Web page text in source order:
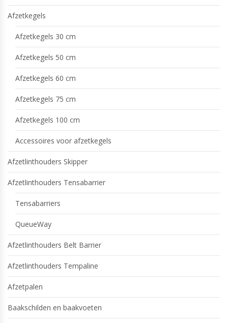
Afzetkegels
Afzetkegels 30 cm
Afzetkegels 50 cm
Afzetkegels 60 cm
Afzetkegels 75 cm
Afzetkegels 100 cm
Accessoires voor afzetkegels
Afzetlinthouders Skipper
Afzetlinthouders Tensabarrier
Tensabarriers
QueueWay
Afzetlinthouders Belt Barrier
Afzetlinthouders Tempaline
Afzetpalen
Baakschilden en baakvoeten